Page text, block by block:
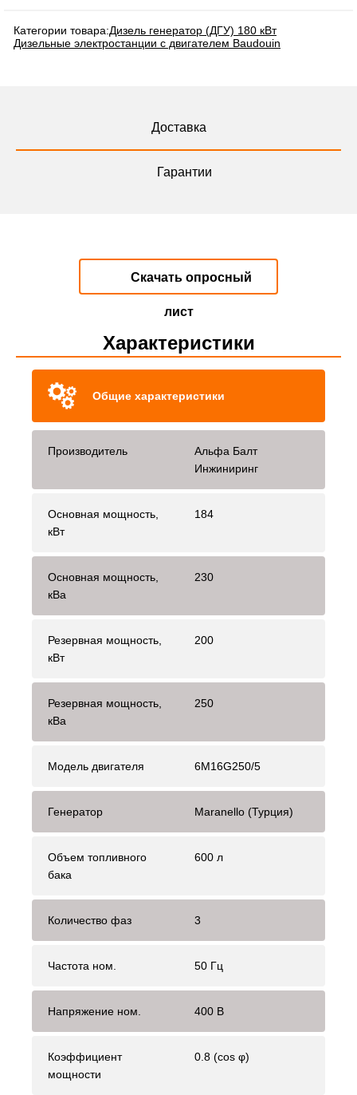
Категории товара:Дизель генератор (ДГУ) 180 кВт
Дизельные электростанции с двигателем Baudouin
Доставка
Гарантии
Скачать опросный
лист
Характеристики
Общие характеристики
Производитель
Альфа Балт
Инжиниринг
Основная мощность,
кВт
184
Основная мощность,
кВа
230
Резервная мощность,
кВт
200
Резервная мощность,
кВа
250
Модель двигателя 6M16G250/5
Генератор Maranello (Турция)
Объем топливного
бака
600 л
Количество фаз 3
Частота ном. 50 Гц
Напряжение ном. 400 В
Коэффициент
мощности
0.8 (cos φ)